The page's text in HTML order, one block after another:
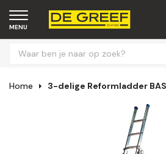
MENU
Home 3-delige Reformladder BASIC-line met